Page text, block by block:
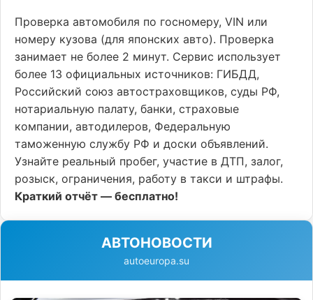
Проверка автомобиля по госномеру, VIN или
номеру кузова (для японских авто). Проверка
занимает не более 2 минут. Сервис использует
более 13 официальных источников: ГИБДД,
Российский союз автостраховщиков, суды РФ,
нотариальную палату, банки, страховые
компании, автодилеров, Федеральную
таможенную службу РФ и доски объявлений.
Узнайте реальный пробег, участие в ДТП, залог,
розыск, ограничения, работу в такси и штрафы.
Краткий отчёт — бесплатно!
АВТОНОВОСТИ
autoeuropa.su